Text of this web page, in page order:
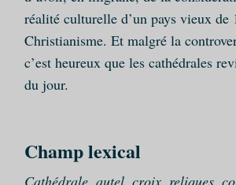
réalité culturelle d’un pays vieux de
Christianisme. Et malgré la
c’est heureux que les cathédrales
du jour.
Champ lexical
Cathédrale, autel, croix, reliques,